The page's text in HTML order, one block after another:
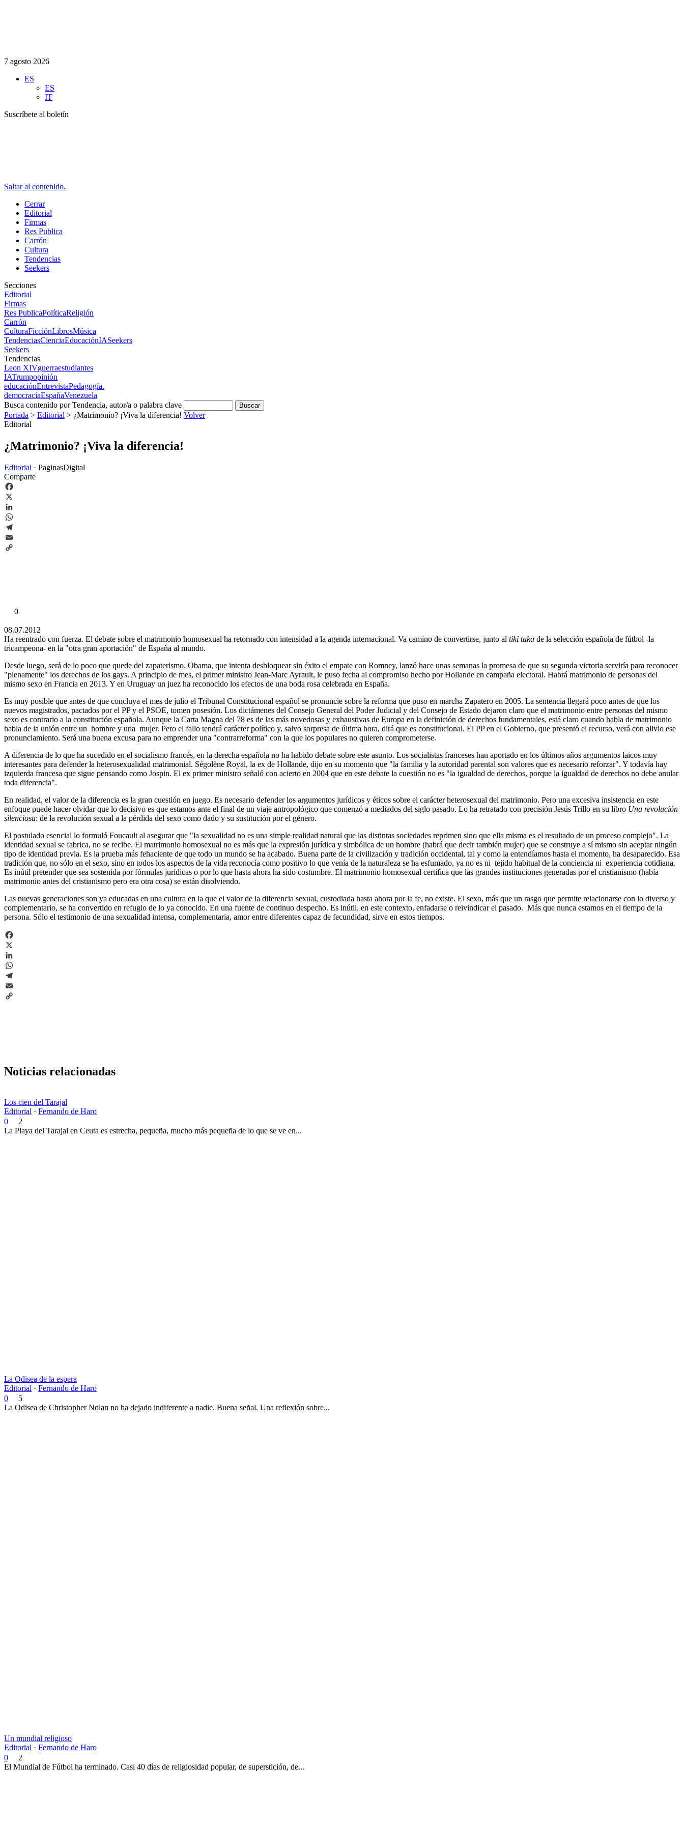
7 agosto 2026
ES
ES
IT
Suscríbete al boletín
Saltar al contenido.
Cerrar
Editorial
Firmas
Res Publica
Carrón
Cultura
Tendencias
Seekers
Secciones
Editorial
Firmas
Res PublicaPolíticaReligión
Carrón
CulturaFicciónLibrosMúsica
TendenciasCienciaEducaciónIASeekers
Seekers
Tendencias
Leon XIVguerraestudiantes
IATrumpopinión
educaciónEntrevistaPedagogía.
democraciaEspañaVenezuela
Busca contenido por Tendencia, autor/a o palabra clave
Portada > Editorial > ¿Matrimonio? ¡Viva la diferencia! Volver
Editorial
¿Matrimonio? ¡Viva la diferencia!
Editorial · PaginasDigital
Comparte
Facebook
X
LinkedIn
WhatsApp
Telegram
Email
0
08.07.2012
Ha reentrado con fuerza. El debate sobre el matrimonio homosexual ha retornado con intensidad a la agenda internacional. Va camino de convertirse, junto al tiki taka de la selección española de fútbol -la
tricampeona- en la "otra gran aportación" de España al mundo.
Desde luego, será de lo poco que quede del zapaterismo. Obama, que intenta desbloquear sin éxito el empate con Romney, lanzó hace unas semanas la promesa de que su segunda victoria serviría para reconocer
"plenamente" los derechos de los gays. A principio de mes, el primer ministro Jean-Marc Ayrault, le puso fecha al compromiso hecho por Hollande en campaña electoral. Habrá matrimonio de personas del
mismo sexo en Francia en 2013. Y en Uruguay un juez ha reconocido los efectos de una boda rosa celebrada en España.
Es muy posible que antes de que concluya el mes de julio el Tribunal Constitucional español se pronuncie sobre la reforma que puso en marcha Zapatero en 2005. La sentencia llegará poco antes de que los
nuevos magistrados, pactados por el PP y el PSOE, tomen posesión. Los dictámenes del Consejo General del Poder Judicial y del Consejo de Estado dejaron claro que el matrimonio entre personas del mismo
sexo es contrario a la constitución española. Aunque la Carta Magna del 78 es de las más novedosas y exhaustivas de Europa en la definición de derechos fundamentales, está claro cuando habla de matrimonio
habla de la unión entre un hombre y una mujer. Pero el fallo tendrá carácter político y, salvo sorpresa de última hora, dirá que es constitucional. El PP en el Gobierno, que presentó el recurso, verá con alivio ese
pronunciamiento. Será una buena excusa para no emprender una "contrarreforma" con la que los populares no quieren comprometerse.
A diferencia de lo que ha sucedido en el socialismo francés, en la derecha española no ha habido debate sobre este asunto. Los socialistas franceses han aportado en los últimos años argumentos laicos muy
interesantes para defender la heterosexualidad matrimonial. Ségolène Royal, la ex de Hollande, dijo en su momento que "la familia y la autoridad parental son valores que es necesario reforzar". Y todavía hay
izquierda francesa que sigue pensando como Jospin. El ex primer ministro señaló con acierto en 2004 que en este debate la cuestión no es "la igualdad de derechos, porque la igualdad de derechos no debe anular
toda diferencia".
En realidad, el valor de la diferencia es la gran cuestión en juego. Es necesario defender los argumentos jurídicos y éticos sobre el carácter heterosexual del matrimonio. Pero una excesiva insistencia en este
enfoque puede hacer olvidar que lo decisivo es que estamos ante el final de un viaje antropológico que comenzó a mediados del siglo pasado. Lo ha retratado con precisión Jesús Trillo en su libro Una revolución
silenciosa: de la revolución sexual a la pérdida del sexo como dado y su sustitución por el género.
El postulado esencial lo formuló Foucault al asegurar que "la sexualidad no es una simple realidad natural que las distintas sociedades reprimen sino que ella misma es el resultado de un proceso complejo". La
identidad sexual se fabrica, no se recibe. El matrimonio homosexual no es más que la expresión jurídica y simbólica de un hombre (habrá que decir también mujer) que se construye a sí mismo sin aceptar ningún
tipo de identidad previa. Es la prueba más fehaciente de que todo un mundo se ha acabado. Buena parte de la civilización y tradición occidental, tal y como la entendíamos hasta el momento, ha desaparecido. Esa
tradición que, no sólo en el sexo, sino en todos los aspectos de la vida reconocía como positivo lo que venía de la naturaleza se ha esfumado, ya no es ni tejido habitual de la conciencia ni experiencia cotidiana.
Es inútil pretender que sea sostenida por fórmulas jurídicas o por lo que hasta ahora ha sido costumbre. El matrimonio homosexual certifica que las grandes instituciones generadas por el cristianismo (había
matrimonio antes del cristianismo pero era otra cosa) se están disolviendo.
Las nuevas generaciones son ya educadas en una cultura en la que el valor de la diferencia sexual, custodiada hasta ahora por la fe, no existe. El sexo, más que un rasgo que permite relacionarse con lo diverso y
complementario, se ha convertido en refugio de lo ya conocido. En una fuente de continuo despecho. Es inútil, en este contexto, enfadarse o reivindicar el pasado. Más que nunca estamos en el tiempo de la
persona. Sólo el testimonio de una sexualidad intensa, complementaria, amor entre diferentes capaz de fecundidad, sirve en estos tiempos.
Facebook
X
LinkedIn
WhatsApp
Telegram
Email
Noticias relacionadas
Los cien del Tarajal
Editorial · Fernando de Haro
0
2
La Playa del Tarajal en Ceuta es estrecha, pequeña, mucho más pequeña de lo que se ve en...
La Odisea de la espera
Editorial · Fernando de Haro
0
5
La Odisea de Christopher Nolan no ha dejado indiferente a nadie. Buena señal. Una reflexión sobre...
Un mundial religioso
Editorial · Fernando de Haro
0
2
El Mundial de Fútbol ha terminado. Casi 40 días de religiosidad popular, de superstición, de...